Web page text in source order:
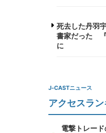
死去した丹羽
書家だった 『
に
J-CASTニュース
アクセスラ
電撃トレー